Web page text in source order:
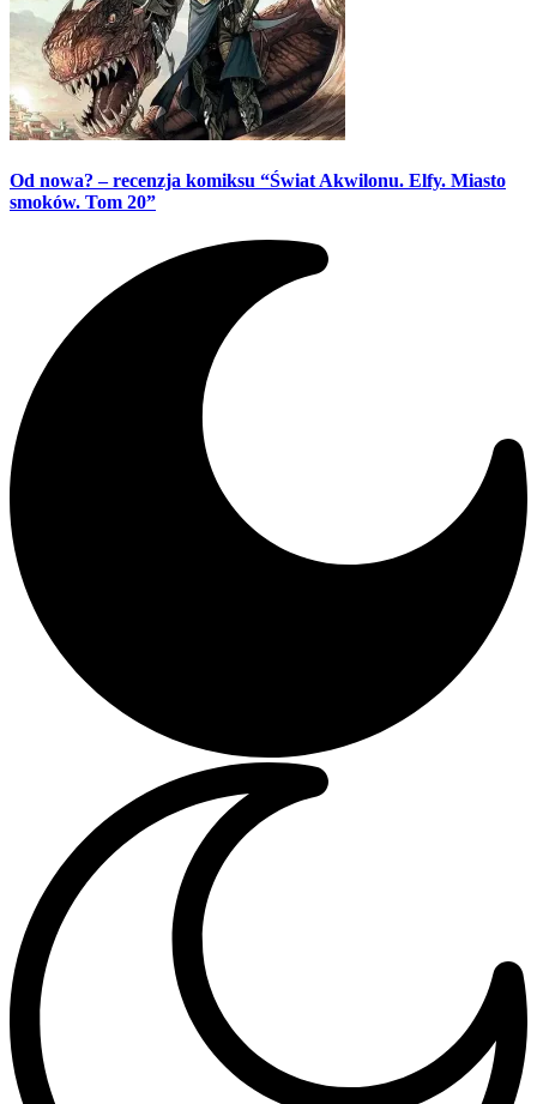
Od nowa? – recenzja komiksu “Świat Akwilonu. Elfy. Miasto
smoków. Tom 20”